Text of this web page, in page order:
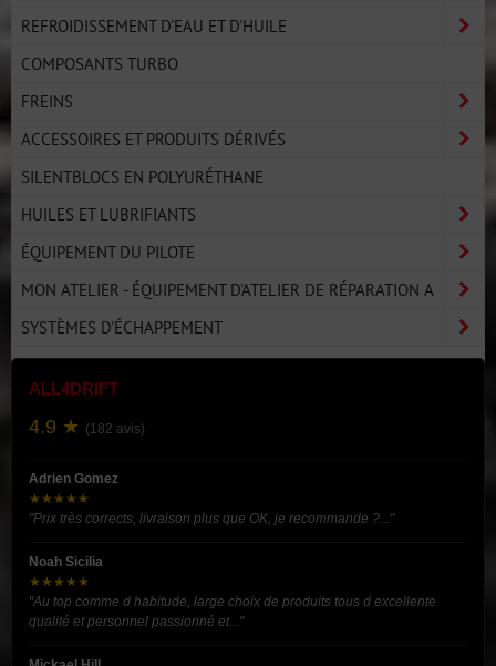
REFROIDISSEMENT D'EAU ET D'HUILE
COMPOSANTS TURBO
FREINS
ACCESSOIRES ET PRODUITS DÉRIVÉS
SILENTBLOCS EN POLYURÉTHANE
HUILES ET LUBRIFIANTS
ÉQUIPEMENT DU PILOTE
MON ATELIER - ÉQUIPEMENT D'ATELIER DE RÉPARATION A
SYSTÈMES D'ÉCHAPPEMENT
ALL4DRIFT
4.9 ★ (182 avis)
Adrien Gomez
★★★★★
"Prix très corrects, livraison plus que OK, je recommande ?..."
Noah Sicilia
★★★★★
"Au top comme d habitude, large choix de produits tous d excellente
qualité et personnel passionné et..."